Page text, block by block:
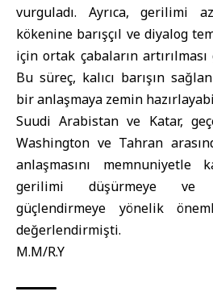
vurguladı. Ayrıca, gerilimi
kökenine barışçıl ve diyalog
için ortak çabaların
Bu süreç, kalıcı barışın
bir anlaşmaya zemin
Suudi Arabistan ve Katar,
Washington ve Tahran
anlaşmasını memnuniyetle
gerilimi düşürmeye ve
güçlendirmeye yönelik
değerlendirmişti.
M.M/R.Y